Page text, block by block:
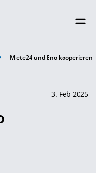
Miete24 und Eno kooperieren
3. Feb 2025